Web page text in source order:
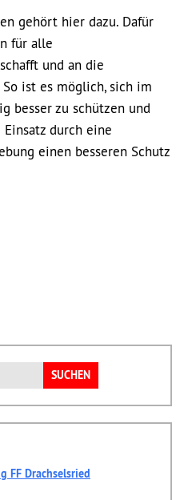
gehört hier dazu. Dafür
für alle
und an die
ist es möglich, sich im
besser zu schützen und
durch eine
einen besseren Schutz
FF Drachselsried